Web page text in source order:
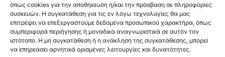
όπως cookies για την αποθήκευση ή/και την πρόσβαση σε πληροφορίες
συσκευών. Η συγκατάθεση για τις εν λόγω τεχνολογίες θα μας
επιτρέψει να επεξεργαστούμε δεδομένα προσωπικού χαρακτήρα, όπως
συμπεριφορά περιήγησης ή μοναδικά αναγνωριστικά σε αυτόν τον
ιστότοπο. Η μη συγκατάθεση ή η ανάκληση της συγκατάθεσης, μπορεί
να επηρεάσει αρνητικά ορισμένες λειτουργίες και δυνατότητες.
Perepet.gr
© 2026Orama Group (Orama Group Μ.Ι.Κ.Ε.) |